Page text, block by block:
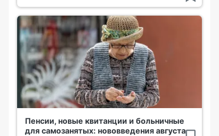
Пенсии, новые квитанции и больничные
для самозанятых: нововведения августа